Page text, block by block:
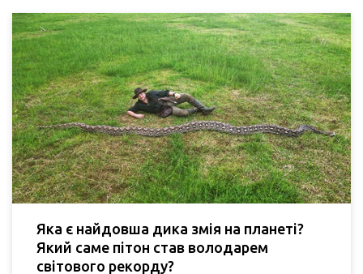
Яка є найдовша дика змія на планеті?
Який саме пітон став володарем
світового рекорду?